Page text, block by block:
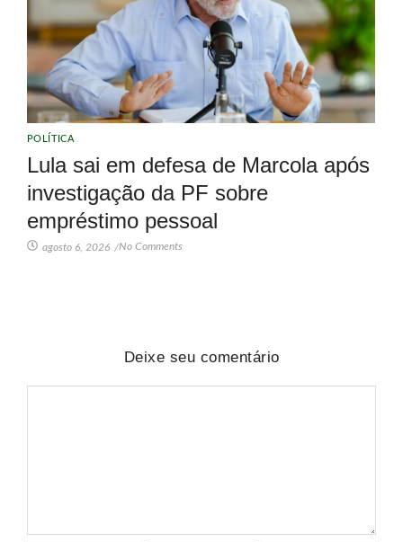
POLÍTICA
Lula sai em defesa de Marcola após
investigação da PF sobre
empréstimo pessoal
agosto 6, 2026 /No Comments
Deixe seu comentário